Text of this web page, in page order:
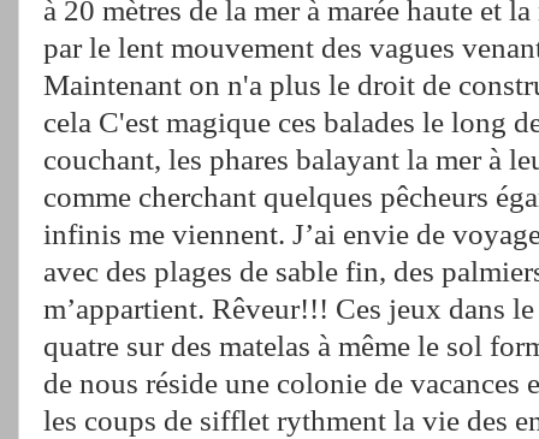
à 20 mètres de la mer à marée haute et
par le lent mouvement des vagues
Maintenant on n'a plus le droit de
cela C'est magique ces balades le long
couchant, les phares balayant la mer à
comme cherchant quelques pêcheurs
infinis me viennent. J’ai envie de
avec des plages de sable fin, des
m’appartient. Rêveur!!! Ces jeux dans le
quatre sur des matelas à même le sol
de nous réside une colonie de vacances
les coups de sifflet rythment la vie des